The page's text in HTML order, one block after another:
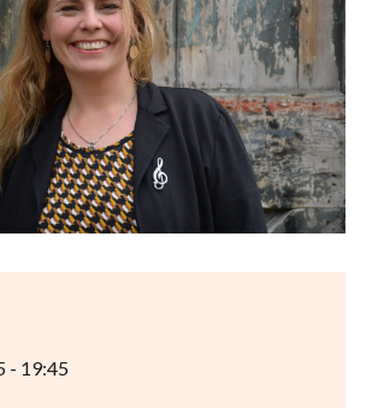
- 19:45